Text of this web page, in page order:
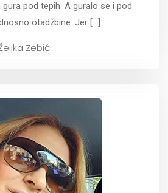
pod tepih. A guralo se i pod
otadžbine. Jer [...]
Zebić